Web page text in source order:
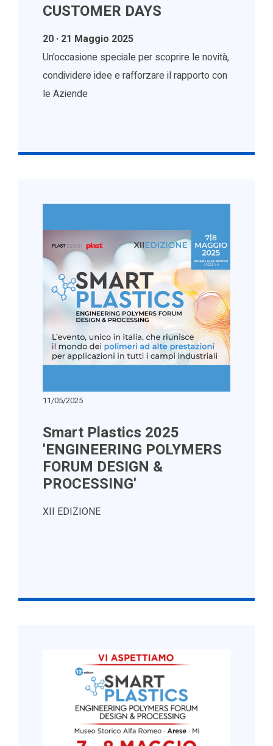
CUSTOMER DAYS
20 · 21 Maggio 2025
Un'occasione speciale per scoprire le novità,
condividere idee e rafforzare il rapporto con
le Aziende
11/05/2025
Smart Plastics 2025
'ENGINEERING POLYMERS
FORUM DESIGN &
PROCESSING'
XII EDIZIONE